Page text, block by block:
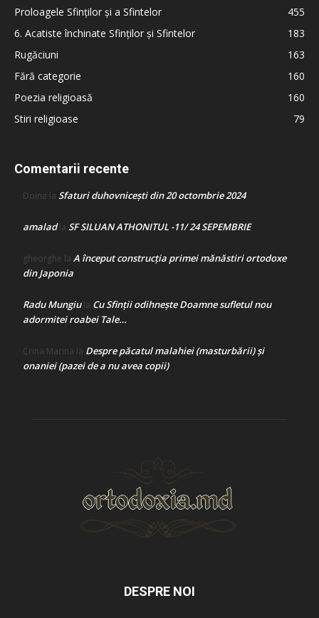
Proloagele Sfinților și a Sfintelor
455
6. Acatiste închinate Sfinților și Sfintelor
183
Rugăciuni
163
Fără categorie
160
Poezia religioasă
160
Stiri religioase
79
Comentarii recente
Doina la Sfaturi duhovnicești din 20 octombrie 2024
amaladla SF SILUAN ATHONITUL -11/ 24 SEPEMBRIE
gheorghe la A început construcţia primei mănăstiri ortodoxe
din Japonia
Radu Mungiula Cu Sfinții odihnește Doamne sufletul nou
adormitei roabei Tale…
Crina Marina la Despre păcatul malahiei (masturbării) şi
onaniei (pazei de a nu avea copii)
DESPRE NOI